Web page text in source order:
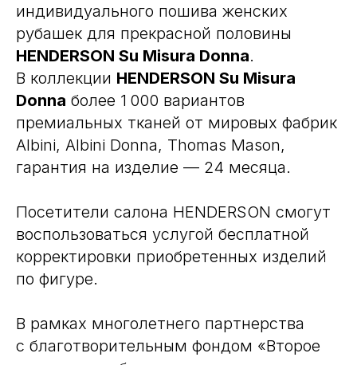
индивидуального пошива женских
рубашек для прекрасной половины
HENDERSON Su Misura Donna.
В коллекции HENDERSON Su Misura
Donna более 1 000 вариантов
премиальных тканей от мировых фабрик
Albini, Albini Donna, Thomas Mason,
гарантия на изделие — 24 месяца.
Посетители салона HENDERSON смогут
воспользоваться услугой бесплатной
корректировки приобретенных изделий
по фигуре.
В рамках многолетнего партнерства
с благотворительным фондом «Второе